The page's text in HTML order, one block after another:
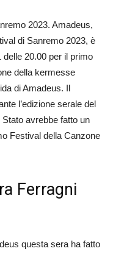
2023. Amadeus,
di Sanremo 2023, è
20.00 per il primo
della kermesse
di Amadeus. Il
l’edizione serale del
avrebbe fatto un
Festival della Canzone
Ferragni
questa sera ha fatto